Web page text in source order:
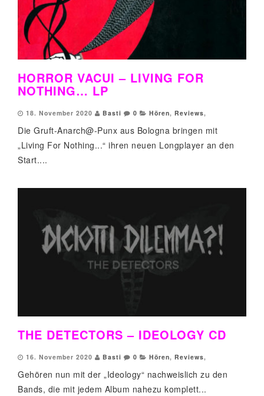
HORROR VACUI – LIVING FOR
NOTHING… LP
18. November 2020 Basti 0 Hören, Reviews,
Die Gruft-Anarch@-Punx aus Bologna bringen mit
„Living For Nothing...“ ihren neuen Longplayer an den
Start....
THE DETECTORS – IDEOLOGY CD
16. November 2020 Basti 0 Hören, Reviews,
Gehören nun mit der „Ideology“ nachweislich zu den
Bands, die mit jedem Album nahezu komplett...